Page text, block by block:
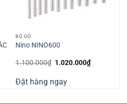
BỘ GÕ
Nino NINO600
1.100.000₫ Giá
1.100.000₫.
1.020.000₫Giá
hiện
Đặt hàng ngay